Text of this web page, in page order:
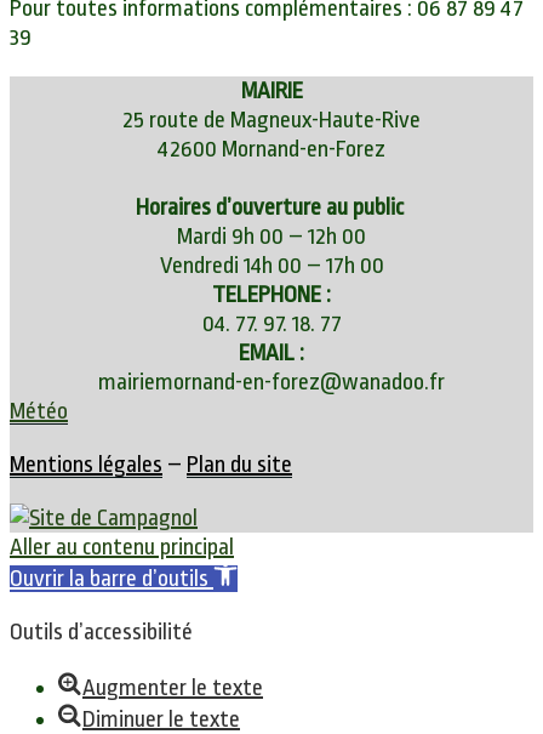
Pour toutes informations complémentaires : 06 87 89 47
39
MAIRIE
25 route de Magneux-Haute-Rive
42600 Mornand-en-Forez
Horaires d’ouverture au public
Mardi 9h 00 – 12h 00
Vendredi 14h 00 – 17h 00
TELEPHONE :
04. 77. 97. 18. 77
EMAIL :
mairiemornand-en-forez@wanadoo.fr
Météo
Mentions légales – Plan du site
Aller au contenu principal
Ouvrir la barre d’outils
Outils d’accessibilité
Augmenter le texte
Diminuer le texte